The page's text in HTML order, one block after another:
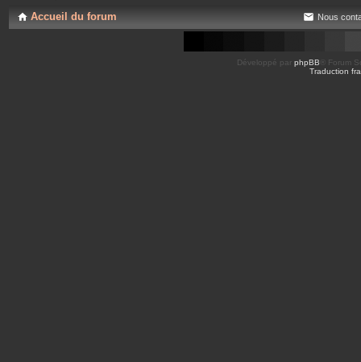
Accueil du forum Nous
Développé par phpBB ® Forum
Traduction